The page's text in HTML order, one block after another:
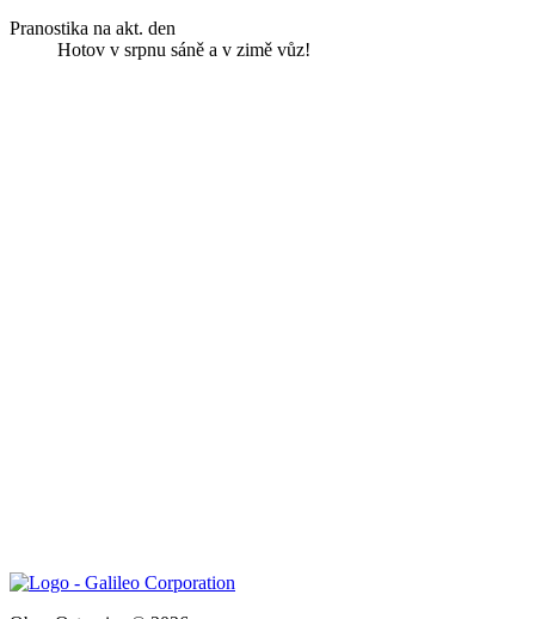
Pranostika na akt. den
Hotov v srpnu sáně a v zimě vůz!